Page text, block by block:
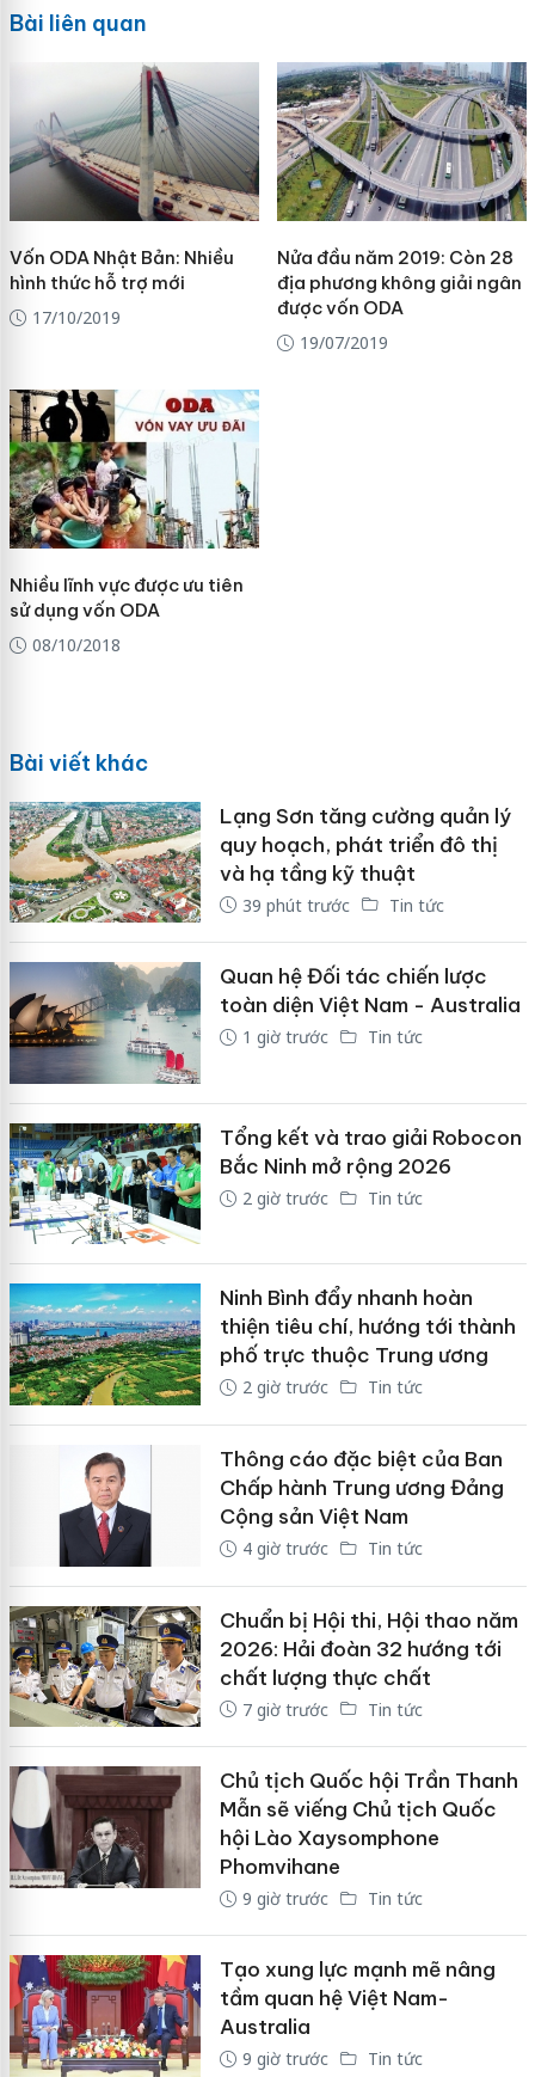
Bài liên quan
Vốn ODA Nhật Bản: Nhiều
hình thức hỗ trợ mới
17/10/2019
Nửa đầu năm 2019: Còn 28
địa phương không giải ngân
được vốn ODA
19/07/2019
Nhiều lĩnh vực được ưu tiên
sử dụng vốn ODA
08/10/2018
Bài viết khác
Lạng Sơn tăng cường quản lý
quy hoạch, phát triển đô thị
và hạ tầng kỹ thuật
39 phút trước Tin tức
Quan hệ Đối tác chiến lược
toàn diện Việt Nam - Australia
1 giờ trước Tin tức
Tổng kết và trao giải Robocon
Bắc Ninh mở rộng 2026
2 giờ trước Tin tức
Ninh Bình đẩy nhanh hoàn
thiện tiêu chí, hướng tới thành
phố trực thuộc Trung ương
2 giờ trước Tin tức
Thông cáo đặc biệt của Ban
Chấp hành Trung ương Đảng
Cộng sản Việt Nam
4 giờ trước Tin tức
Chuẩn bị Hội thi, Hội thao năm
2026: Hải đoàn 32 hướng tới
chất lượng thực chất
7 giờ trước Tin tức
Chủ tịch Quốc hội Trần Thanh
Mẫn sẽ viếng Chủ tịch Quốc
hội Lào Xaysomphone
Phomvihane
9 giờ trước Tin tức
Tạo xung lực mạnh mẽ nâng
tầm quan hệ Việt Nam-
Australia
9 giờ trước Tin tức